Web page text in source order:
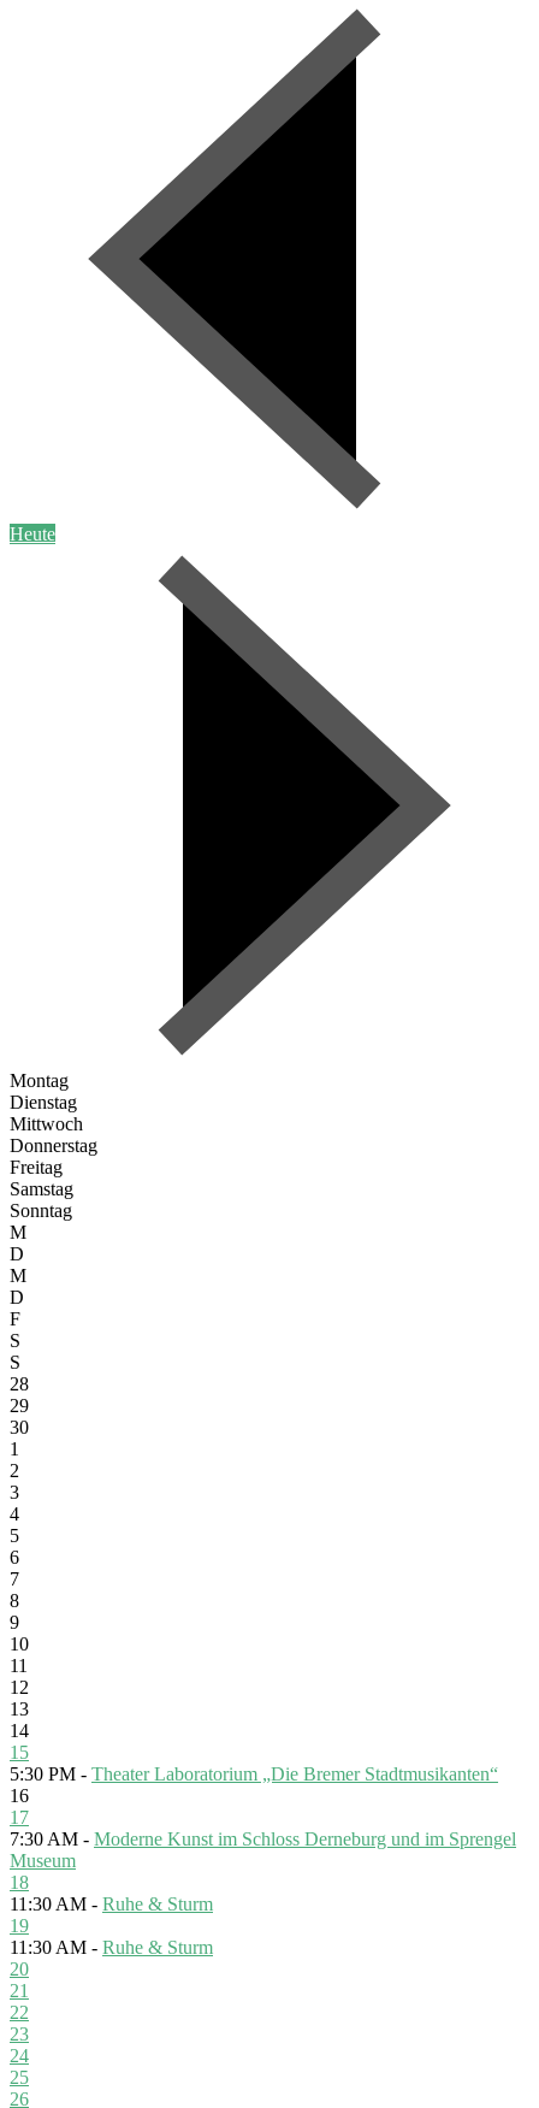
Heute
Montag
Dienstag
Mittwoch
Donnerstag
Freitag
Samstag
Sonntag
M
D
M
D
F
S
S
28
29
30
1
2
3
4
5
6
7
8
9
10
11
12
13
14
15
5:30 PM - Theater Laboratorium „Die Bremer Stadtmusikanten“
16
17
7:30 AM - Moderne Kunst im Schloss Derneburg und im Sprengel
Museum
18
11:30 AM - Ruhe & Sturm
19
11:30 AM - Ruhe & Sturm
20
21
22
23
24
25
26